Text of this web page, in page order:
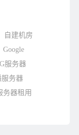
自建机房
Google
服务器
服务器
务器租用